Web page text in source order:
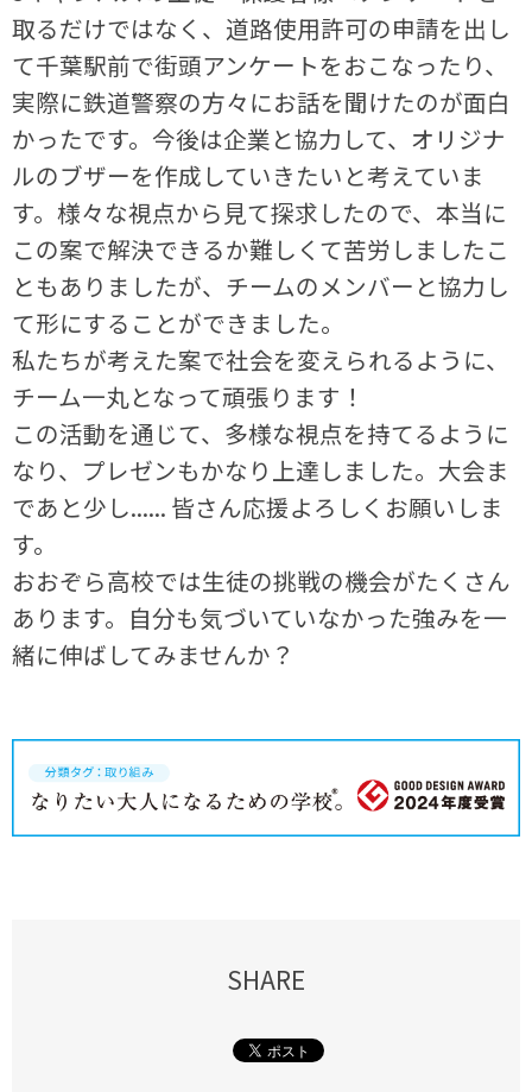
取るだけではなく、道路使用許可の申請を出し
て千葉駅前で街頭アンケートをおこなったり、
実際に鉄道警察の方々にお話を聞けたのが面白
かったです。今後は企業と協力して、オリジナ
ルのブザーを作成していきたいと考えていま
す。様々な視点から見て探求したので、本当に
この案で解決できるか難しくて苦労しましたこ
ともありましたが、チームのメンバーと協力し
て形にすることができました。
私たちが考えた案で社会を変えられるように、
チーム一丸となって頑張ります！
この活動を通じて、多様な視点を持てるように
なり、プレゼンもかなり上達しました。大会ま
であと少し...... 皆さん応援よろしくお願いしま
す。
おおぞら高校では生徒の挑戦の機会がたくさん
あります。自分も気づいていなかった強みを一
緒に伸ばしてみませんか？
SHARE